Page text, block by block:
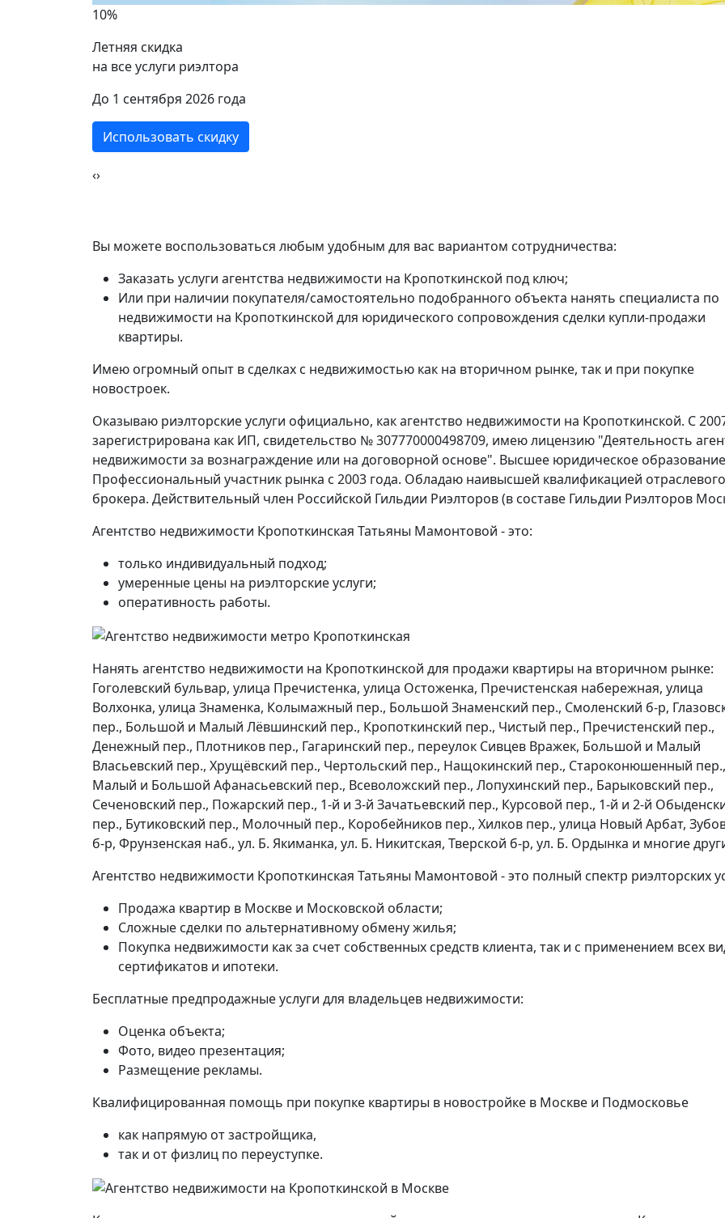
10%
Летняя скидка
на все услуги риэлтора
До 1 сентября 2026 года
Использовать скидку
‹›
Вы можете воспользоваться любым удобным для вас вариантом сотрудничества:
Заказать услуги агентства недвижимости на Кропоткинской под ключ;
Или при наличии покупателя/самостоятельно подобранного объекта нанять специалиста по
недвижимости на Кропоткинской для юридического сопровождения сделки купли-продажи
квартиры.
Имею огромный опыт в сделках с недвижимостью как на вторичном рынке, так и при покупке
новостроек.
Оказываю риэлторские услуги официально, как агентство недвижимости на Кропоткинской. С
зарегистрирована как ИП, свидетельство № 307770000498709, имею лицензию "Деятельность
недвижимости за вознаграждение или на договорной основе". Высшее юридическое
Профессиональный участник рынка с 2003 года. Обладаю наивысшей квалификацией отраслевого
брокера. Действительный член Российской Гильдии Риэлторов (в составе Гильдии Риэлторов
Агентство недвижимости Кропоткинская Татьяны Мамонтовой - это:
только индивидуальный подход;
умеренные цены на риэлторские услуги;
оперативность работы.
Нанять агентство недвижимости на Кропоткинской для продажи квартиры на вторичном рынке:
Гоголевский бульвар, улица Пречистенка, улица Остоженка, Пречистенская набережная, улица
Волхонка, улица Знаменка, Колымажный пер., Большой Знаменский пер., Смоленский б-р,
пер., Большой и Малый Лёвшинский пер., Кропоткинский пер., Чистый пер., Пречистенский пер.,
Денежный пер., Плотников пер., Гагаринский пер., переулок Сивцев Вражек, Большой и Малый
Власьевский пер., Хрущёвский пер., Чертольский пер., Нащокинский пер., Староконюшенный пер.,
Малый и Большой Афанасьевский пер., Всеволожский пер., Лопухинский пер., Барыковский пер.,
Сеченовский пер., Пожарский пер., 1-й и 3-й Зачатьевский пер., Курсовой пер., 1-й и 2-й
пер., Бутиковский пер., Молочный пер., Коробейников пер., Хилков пер., улица Новый Арбат,
б-р, Фрунзенская наб., ул. Б. Якиманка, ул. Б. Никитская, Тверской б-р, ул. Б. Ордынка и многие
Агентство недвижимости Кропоткинская Татьяны Мамонтовой - это полный спектр риэлторских
Продажа квартир в Москве и Московской области;
Сложные сделки по альтернативному обмену жилья;
Покупка недвижимости как за счет собственных средств клиента, так и с применением всех
сертификатов и ипотеки.
Бесплатные предпродажные услуги для владельцев недвижимости:
Оценка объекта;
Фото, видео презентация;
Размещение рекламы.
Квалифицированная помощь при покупке квартиры в новостройке в Москве и Подмосковье
как напрямую от застройщика,
так и от физлиц по переуступке.